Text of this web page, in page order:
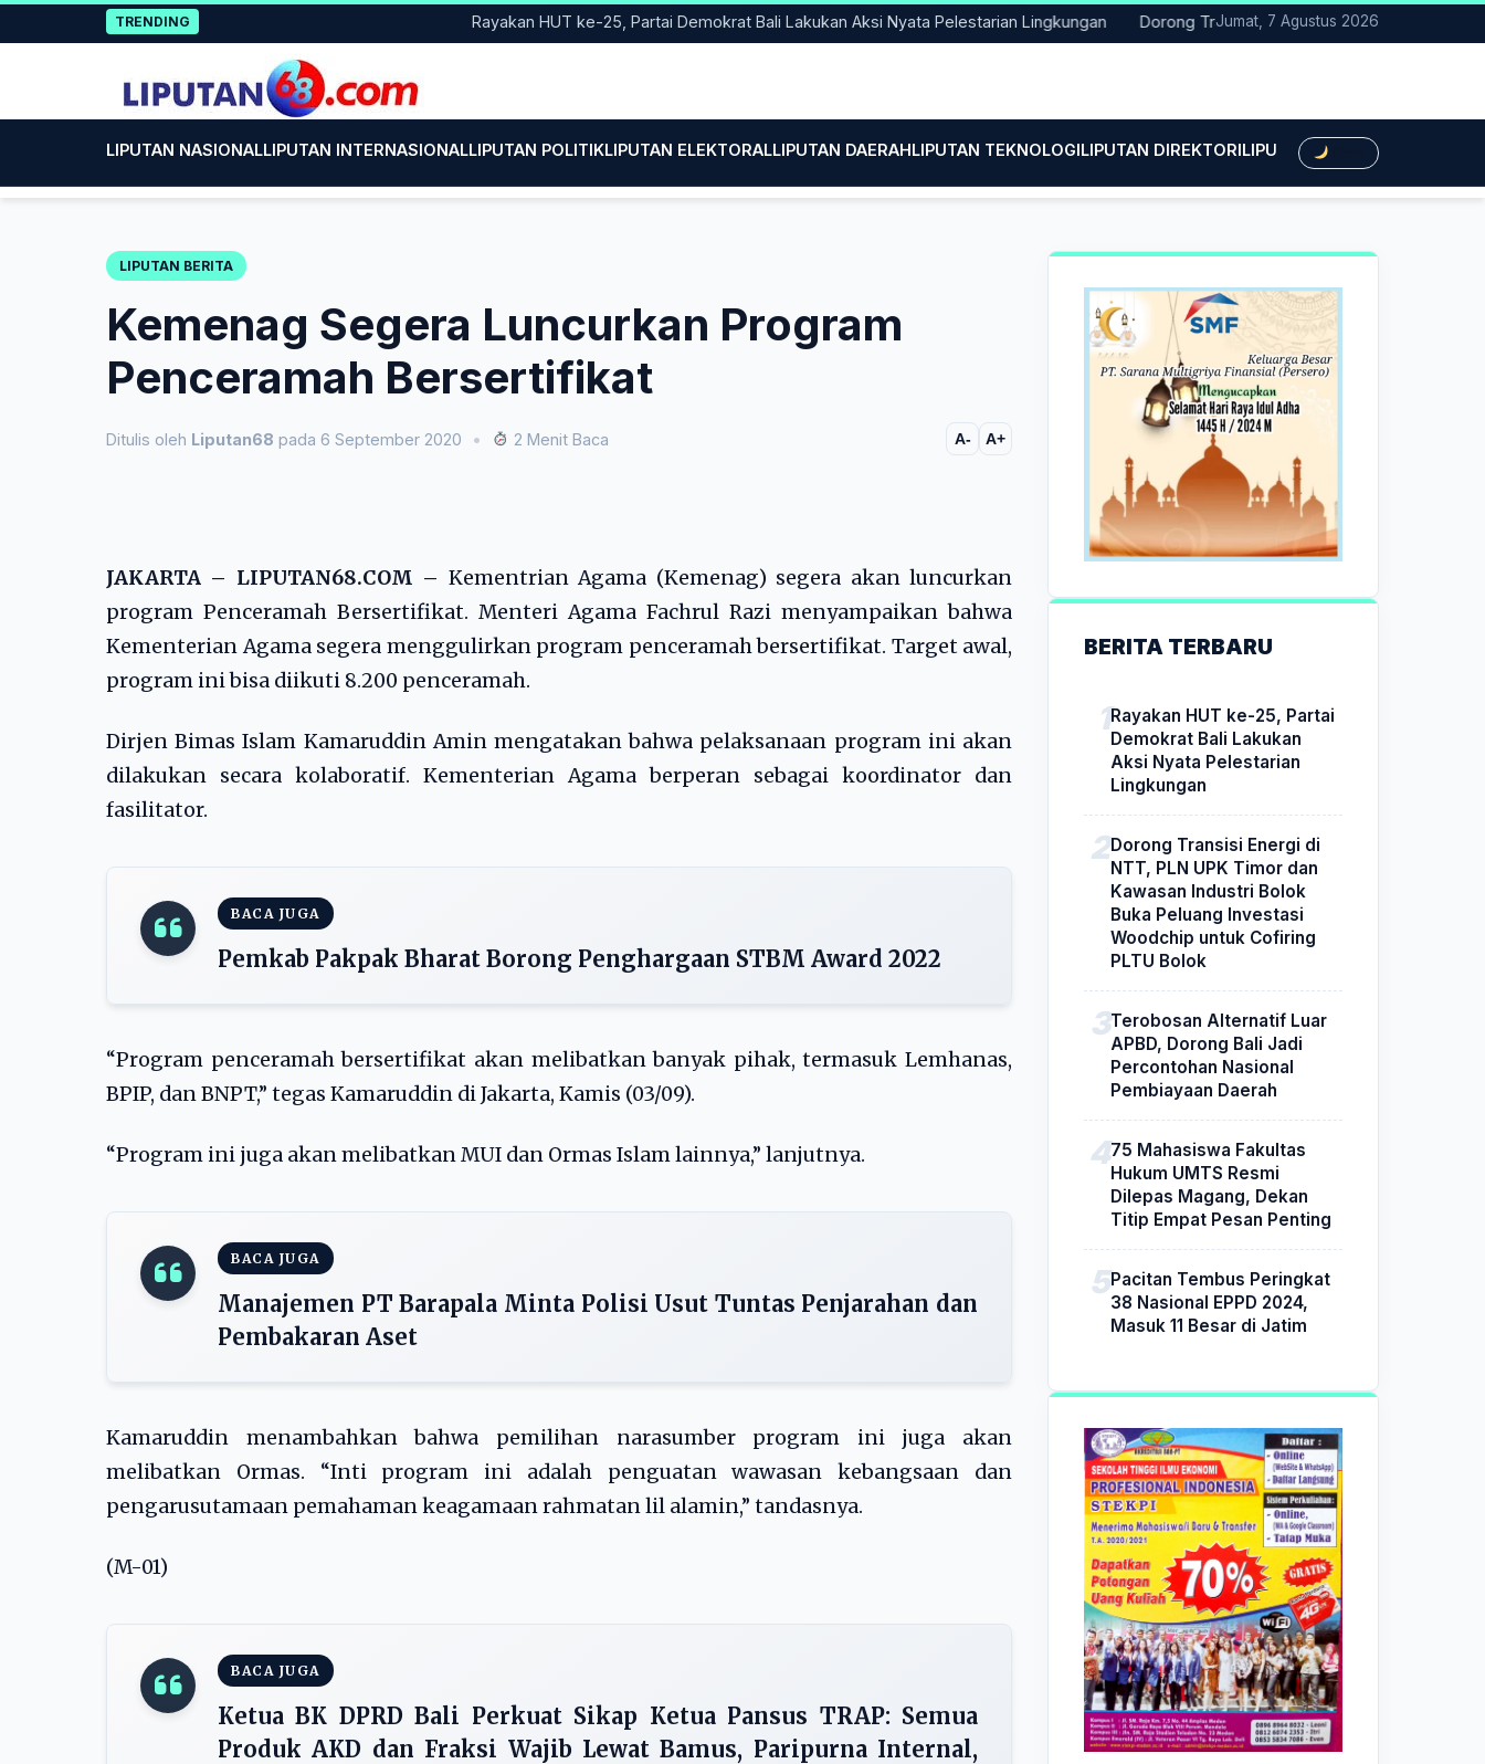
to
TRENDING Rayakan HUT ke-25, Partai Demokrat Bali Lakukan Aksi Nyata Pelestarian Lingkungan Dorong Transisi Energi di NTT, PLN UPK Timor
Jumat, 7 Agustus 2026
LIPUTAN NASIONALLIPUTAN INTERNASIONALLIPUTAN POLITIKLIPUTAN ELEKTORALLIPUTAN DAERAHLIPUTAN TEKNOLOGILIPUTAN DIREKTORILIPUTAN HUKUMLIPUTAN
LIPUTAN BERITA
Kemenag Segera Luncurkan Program
Penceramah Bersertifikat
Ditulis oleh Liputan68 pada 6 September 2020 • 2 Menit Baca A- A+
JAKARTA – LIPUTAN68.COM – Kementrian Agama (Kemenag) segera akan luncurkan
program Penceramah Bersertifikat. Menteri Agama Fachrul Razi menyampaikan bahwa
Kementerian Agama segera menggulirkan program penceramah bersertifikat. Target awal,
program ini bisa diikuti 8.200 penceramah.
Dirjen Bimas Islam Kamaruddin Amin mengatakan bahwa pelaksanaan program ini akan
dilakukan secara kolaboratif. Kementerian Agama berperan sebagai koordinator dan
fasilitator.
BACA JUGA
Pemkab Pakpak Bharat Borong Penghargaan STBM Award 2022
“Program penceramah bersertifikat akan melibatkan banyak pihak, termasuk Lemhanas,
BPIP, dan BNPT,” tegas Kamaruddin di Jakarta, Kamis (03/09).
“Program ini juga akan melibatkan MUI dan Ormas Islam lainnya,” lanjutnya.
BACA JUGA
Manajemen PT Barapala Minta Polisi Usut Tuntas Penjarahan dan
Pembakaran Aset
Kamaruddin menambahkan bahwa pemilihan narasumber program ini juga akan
melibatkan Ormas. “Inti program ini adalah penguatan wawasan kebangsaan dan
pengarusutamaan pemahaman keagamaan rahmatan lil alamin,” tandasnya.
(M-01)
BACA JUGA
Ketua BK DPRD Bali Perkuat Sikap Ketua Pansus TRAP: Semua
Produk AKD dan Fraksi Wajib Lewat Bamus, Paripurna Internal,
BERITA TERBARU
Rayakan HUT ke-25, Partai
Demokrat Bali Lakukan
Aksi Nyata Pelestarian
Lingkungan
Dorong Transisi Energi di
NTT, PLN UPK Timor dan
Kawasan Industri Bolok
Buka Peluang Investasi
Woodchip untuk Cofiring
PLTU Bolok
Terobosan Alternatif Luar
APBD, Dorong Bali Jadi
Percontohan Nasional
Pembiayaan Daerah
75 Mahasiswa Fakultas
Hukum UMTS Resmi
Dilepas Magang, Dekan
Titip Empat Pesan Penting
Pacitan Tembus Peringkat
38 Nasional EPPD 2024,
Masuk 11 Besar di Jatim